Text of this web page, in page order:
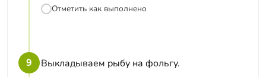
Отметить как выполнено
9
Выкладываем рыбу на фольгу.